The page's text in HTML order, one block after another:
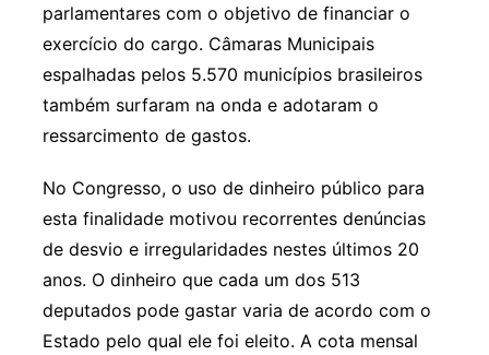
parlamentares com o objetivo de financiar o
exercício do cargo. Câmaras Municipais
espalhadas pelos 5.570 municípios brasileiros
também surfaram na onda e adotaram o
ressarcimento de gastos.
No Congresso, o uso de dinheiro público para
esta finalidade motivou recorrentes denúncias
de desvio e irregularidades nestes últimos 20
anos. O dinheiro que cada um dos 513
deputados pode gastar varia de acordo com o
Estado pelo qual ele foi eleito. A cota mensal